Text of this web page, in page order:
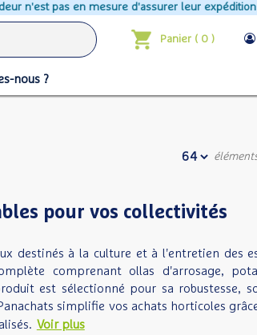
leur expédition durant cette période
Panier ( 0 )
nous ?
pour vos collectivités
destinés à la culture et à l'entretien des
comprenant ollas d'arrosage,
est sélectionné pour sa robustesse,
simplifie vos achats horticoles
Voir plus